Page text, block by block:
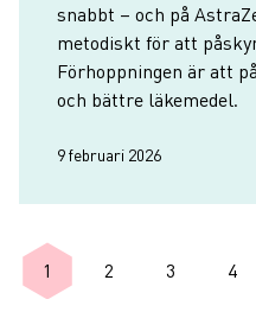
snabbt – och på
metodiskt för att
Förhoppningen är att
och bättre läkemedel.
9 februari 2026
Paginering
Nuvarande sida
1 Sida
2 Sida
3 Sida
4